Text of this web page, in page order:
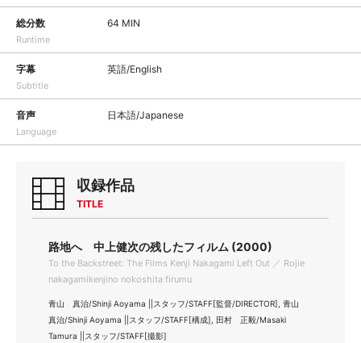
総分数
Runtime
64 MIN
字幕
Subtitle
英語/English
音声
Language
日本語/Japanese
収録作品
TITLE
路地へ 中上健次の残したフィルム (2000)
To the Backstreet: The Films Kenji Nakagami Left Out ／ Rojie
nakagamikenjino nokoshita firumu
青山 真治/Shinji Aoyama ||スタッフ/STAFF[監督/DIRECTOR], 青山
真治/Shinji Aoyama ||スタッフ/STAFF[構成], 田村 正毅/Masaki
Tamura ||スタッフ/STAFF[撮影]